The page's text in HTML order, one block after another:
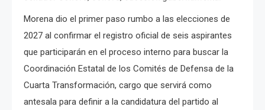
Morena dio el primer paso rumbo a las elecciones de
2027 al confirmar el registro oficial de seis aspirantes
que participarán en el proceso interno para buscar la
Coordinación Estatal de los Comités de Defensa de la
Cuarta Transformación, cargo que servirá como
antesala para definir a la candidatura del partido al